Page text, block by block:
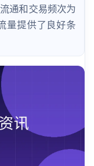
通和交易频次为
量提供了良好条